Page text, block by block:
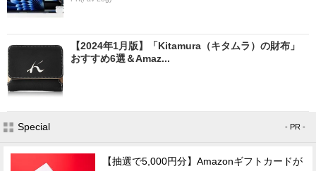
【2024年1月版】「Kitamura（キタムラ）の財布」
おすすめ6選＆Amaz...
Special - PR -
【抽選で5,000円分】Amazonギフトカードが